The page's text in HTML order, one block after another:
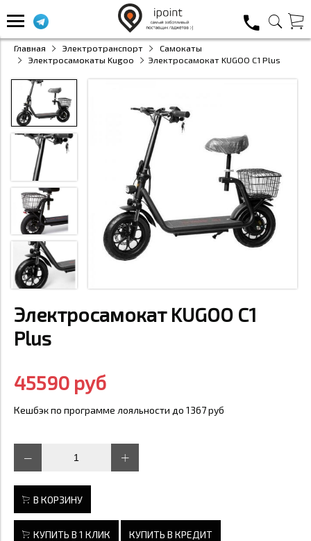
Главная Электротранспорт
Самокаты
Электросамокаты Kugoo
Электросамокат KUGOO C1 Plus
Электросамокат KUGOO C1
Plus
45590 руб
Кешбэк по программе лояльности до 1367 руб
В КОРЗИНУ
КУПИТЬ В 1 КЛИК КУПИТЬ В КРЕДИТ